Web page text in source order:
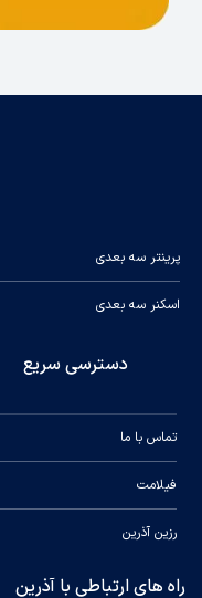
پرینتر سه بعدی
اسکنر سه بعدی
دسترسی سریع
تماس با ما
فیلامت
رزین آذرین
راه های ارتباطی با آذرین